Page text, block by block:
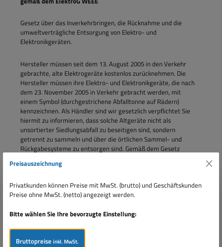
Gesetz über das Inverkehrbringen, die Rücknahme und die
umweltverträgliche Entsorgung von Elektro- und
Elektronikgeräten.
Hersteller müssen seit dem 13. August 2005 in den Verkehr
gebrachte, alte Elektrogeräte kostenlos zurücknehmen. Die
Hersteller müssen ihre Elektro- und Elektronikgeräte, die nach
dem 23. November 2005 in Verkehr gebracht werden, mit
einem Symbol (durchgestrichene Abfalltonne auf Rädern)
kennzeichnen. Als Händler sind wir gesetzlich verpflichtet Sie
hiermit zu informieren, dass solche Altgeräte nicht als
unsortierter Siedlungsabfall zu beseitigen sind, sondern
getrennt zu sammeln und über die örtlichen Sammel- und
Rückgabesysteme zu entsorgen sind. Gemäß dem Gesetz
November 2005 nur noch Elektro- und Elektronikgeräte von
Behörde registriert haben und eine insolvenzsichere Garantie
für die Finanzierung der Rücknahme und Entsorgung ihrer
Unsere WEEE-Registrationsnummer war bis 10-2015: WEEE-
Preisauszeichnung
Privatkunden können Preise mit MwSt. (brutto) und Geschäftskunden
Preise ohne MwSt. (netto) angezeigt werden.
Bitte wählen Sie Ihre bevorzugte Einstellung:
Bruttopreiseinkl. MwSt.